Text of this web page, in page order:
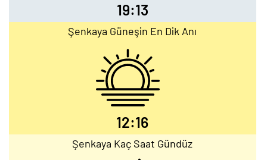
19:13
Şenkaya Güneşin En Dik Anı
12:16
Şenkaya Kaç Saat Gündüz